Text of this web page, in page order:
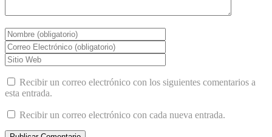
Recibir un correo electrónico con los siguientes comentarios a
esta entrada.
Recibir un correo electrónico con cada nueva entrada.